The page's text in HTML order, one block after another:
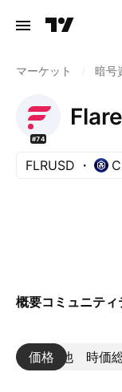
マーケット 暗号
#74
Flare
FLRUSD
概要コミュニティ
価格 時価
その他